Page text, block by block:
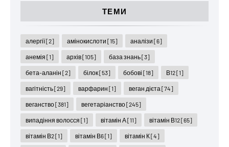
ТЕМИ
алергії[2] амінокислоти [15] аналізи [6]
анемія [1] архів[105] база знань[3]
бета-аланін [2] білок[53] бобові [18] В12[1]
вагітність[29] варфарин [1] веган дієта [74]
веганство[381] вегетаріанство[245]
випадіння волосся [1] вітамін А[11] вітамін В12[65]
вітамін В2[1] вітамін В6[1] вітамін К[4]